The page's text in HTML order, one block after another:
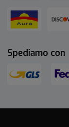
Spediamo con